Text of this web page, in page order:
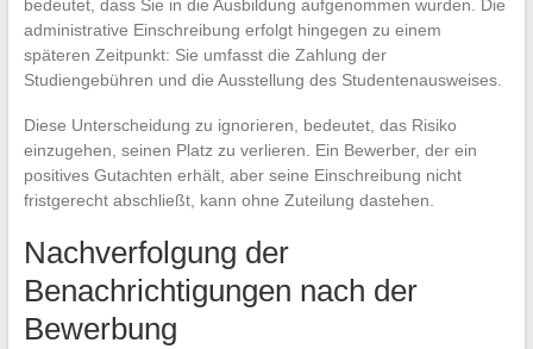
bedeutet, dass Sie in die Ausbildung aufgenommen wurden. Die
administrative Einschreibung erfolgt hingegen zu einem
späteren Zeitpunkt: Sie umfasst die Zahlung der
Studiengebühren und die Ausstellung des Studentenausweises.
Diese Unterscheidung zu ignorieren, bedeutet, das Risiko
einzugehen, seinen Platz zu verlieren. Ein Bewerber, der ein
positives Gutachten erhält, aber seine Einschreibung nicht
fristgerecht abschließt, kann ohne Zuteilung dastehen.
Nachverfolgung der
Benachrichtigungen nach der
Bewerbung